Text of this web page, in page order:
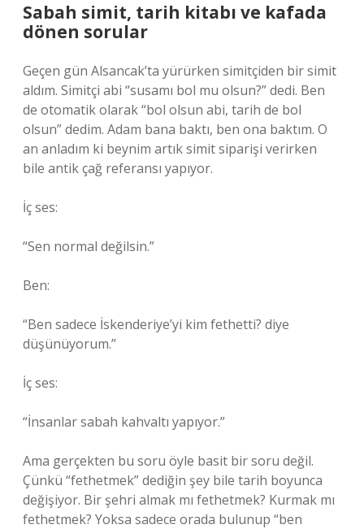
Sabah simit, tarih kitabı ve kafada
dönen sorular
Geçen gün Alsancak’ta yürürken simitçiden bir simit
aldım. Simitçi abi “susamı bol mu olsun?” dedi. Ben
de otomatik olarak “bol olsun abi, tarih de bol
olsun” dedim. Adam bana baktı, ben ona baktım. O
an anladım ki beynim artık simit siparişi verirken
bile antik çağ referansı yapıyor.
İç ses:
“Sen normal değilsin.”
Ben:
“Ben sadece İskenderiye’yi kim fethetti? diye
düşünüyorum.”
İç ses:
“İnsanlar sabah kahvaltı yapıyor.”
Ama gerçekten bu soru öyle basit bir soru değil.
Çünkü “fethetmek” dediğin şey bile tarih boyunca
değişiyor. Bir şehri almak mı fethetmek? Kurmak mı
fethetmek? Yoksa sadece orada bulunup “ben